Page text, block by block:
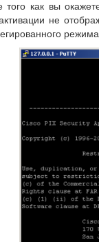
того как вы
не